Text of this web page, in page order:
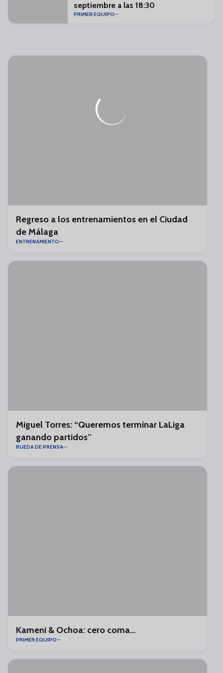
septiembre a las 18:30
PRIMER EQUIPO
Regreso a los entrenamientos en el Ciudad
de Málaga
ENTRENAMIENTO
Miguel Torres: “Queremos terminar LaLiga
ganando partidos”
RUEDA DE PRENSA
Kameni & Ochoa: cero coma…
PRIMER EQUIPO